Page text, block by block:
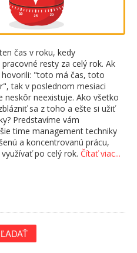
čas v roku, kedy
resty za celý rok. Ak
hovorili: "toto má čas, toto
tak v poslednom mesiaci
neskôr neexistuje. Ako všetko
sa z toho a ešte si užiť
Predstavíme vám
time management techniky
a koncentrovanú prácu,
po celý rok. Čítať viac...